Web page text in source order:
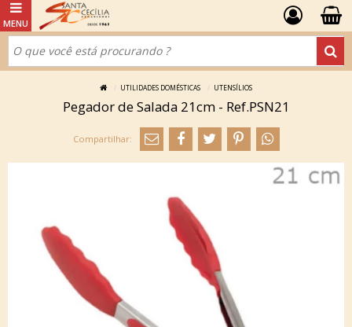
UTILIDADES DOMÉSTICAS UTENSÍLIOS
Pegador de Salada 21cm - Ref.PSN21